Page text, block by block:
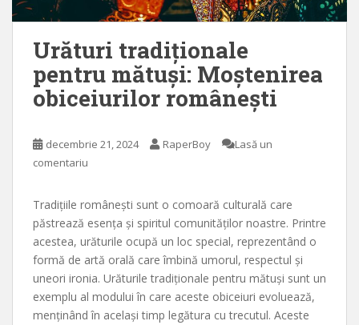
Urături tradiționale
pentru mătuși: Moștenirea
obiceiurilor românești
decembrie 21, 2024 RaperBoy
Lasă un
comentariu
Tradițiile românești sunt o comoară culturală care
păstrează esența și spiritul comunităților noastre. Printre
acestea, urăturile ocupă un loc special, reprezentând o
formă de artă orală care îmbină umorul, respectul și
uneori ironia. Urăturile tradiționale pentru mătuși sunt un
exemplu al modului în care aceste obiceiuri evoluează,
menținând în același timp legătura cu trecutul. Aceste